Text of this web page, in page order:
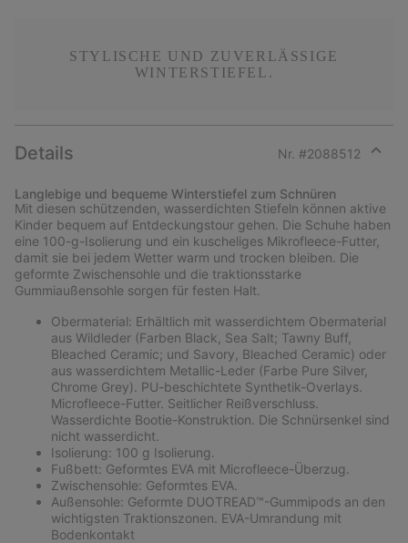
STYLISCHE UND ZUVERLÄSSIGE
WINTERSTIEFEL.
Details Nr. #2088512
section
Langlebige und bequeme Winterstiefel zum Schnüren
Mit diesen schützenden, wasserdichten Stiefeln können aktive
Kinder bequem auf Entdeckungstour gehen. Die Schuhe haben
eine 100-g-Isolierung und ein kuscheliges Mikrofleece-Futter,
damit sie bei jedem Wetter warm und trocken bleiben. Die
geformte Zwischensohle und die traktionsstarke
Gummiaußensohle sorgen für festen Halt.
Obermaterial: Erhältlich mit wasserdichtem Obermaterial
aus Wildleder (Farben Black, Sea Salt; Tawny Buff,
Bleached Ceramic; und Savory, Bleached Ceramic) oder
aus wasserdichtem Metallic-Leder (Farbe Pure Silver,
Chrome Grey). PU-beschichtete Synthetik-Overlays.
Microfleece-Futter. Seitlicher Reißverschluss.
Wasserdichte Bootie-Konstruktion. Die Schnürsenkel sind
nicht wasserdicht.
Isolierung: 100 g Isolierung.
Fußbett: Geformtes EVA mit Microfleece-Überzug.
Zwischensohle: Geformtes EVA.
Außensohle: Geformte DUOTREAD™-Gummipods an den
wichtigsten Traktionszonen. EVA-Umrandung mit
Bodenkontakt